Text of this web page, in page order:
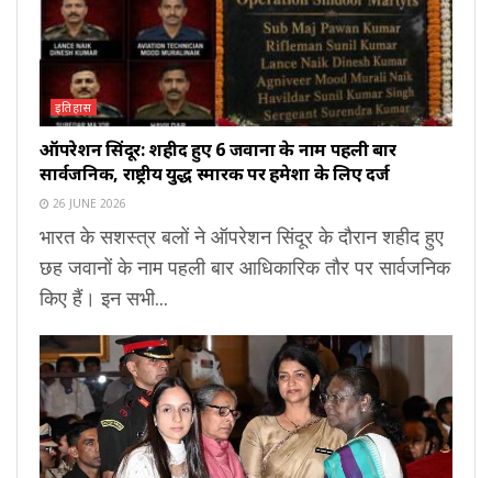
इतिहास
ऑपरेशन सिंदूर: शहीद हुए 6 जवानों के नाम पहली बार
सार्वजनिक, राष्ट्रीय युद्ध स्मारक पर हमेशा के लिए दर्ज
26 JUNE 2026
भारत के सशस्त्र बलों ने ऑपरेशन सिंदूर के दौरान शहीद हुए
छह जवानों के नाम पहली बार आधिकारिक तौर पर सार्वजनिक
किए हैं। इन सभी...